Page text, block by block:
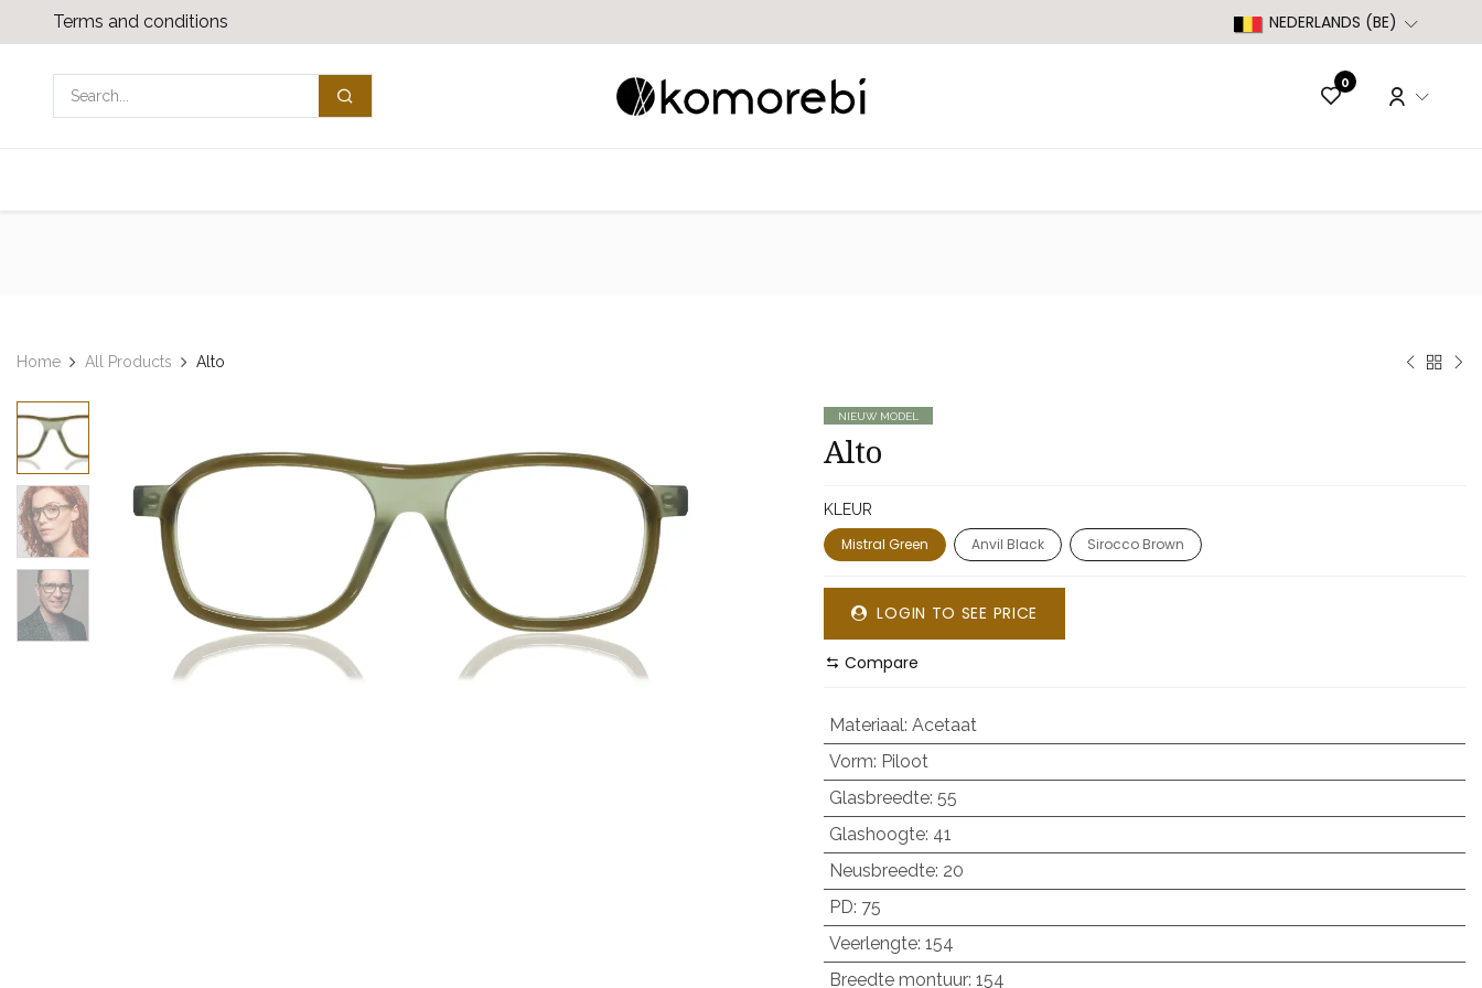
Overslaan naar inhoud
Terms and conditions NEDERLANDS (BE)
0
Home All Products Alto
NIEUW MODEL
Alto
KLEUR
Mistral Green Anvil Black Sirocco Brown
LOGIN TO SEE PRICE
Compare
Materiaal: Acetaat
Vorm: Piloot
Glasbreedte: 55
Glashoogte: 41
Neusbreedte: 20
PD: 75
Veerlengte: 154
Breedte montuur: 154